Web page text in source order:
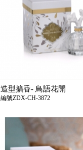
造型擴香- 鳥語花開
編號ZDX-CH-3872